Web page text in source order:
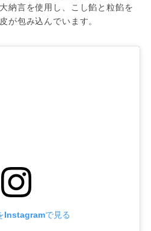
納言を使用し、こし餡と粒餡を
が包み込んでいます。
Instagramで見る